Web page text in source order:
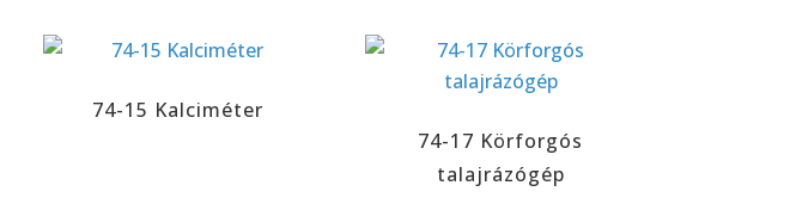
74-15 Kalciméter
74-17 Körforgós
talajrázógép